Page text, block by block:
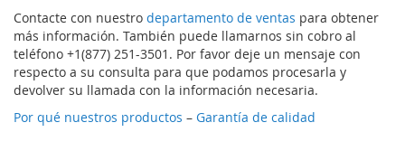
Contacte con nuestro departamento de ventas para obtener
más información. También puede llamarnos sin cobro al
teléfono +1(877) 251-3501. Por favor deje un mensaje con
respecto a su consulta para que podamos procesarla y
devolver su llamada con la información necesaria.
Por qué nuestros productos – Garantía de calidad